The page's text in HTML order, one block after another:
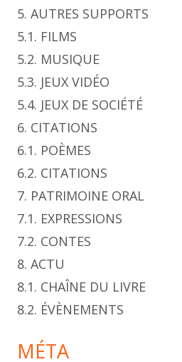
5. AUTRES SUPPORTS
5.1. FILMS
5.2. MUSIQUE
5.3. JEUX VIDÉO
5.4. JEUX DE SOCIÉTÉ
6. CITATIONS
6.1. POÈMES
6.2. CITATIONS
7. PATRIMOINE ORAL
7.1. EXPRESSIONS
7.2. CONTES
8. ACTU
8.1. CHAÎNE DU LIVRE
8.2. ÉVÈNEMENTS
MÉTA